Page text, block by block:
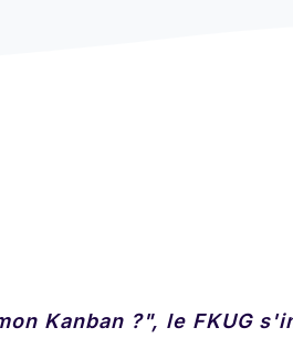
Kanban ?", le FKUG